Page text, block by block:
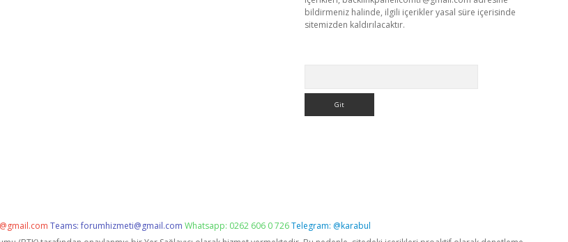
bildirmeniz halinde, ilgili içerikler yasal süre içerisinde
sitemizden kaldırılacaktır.
Teams:forumhizmeti@gmail.com Whatsapp: 0262 606 0 726Telegram: @karabul